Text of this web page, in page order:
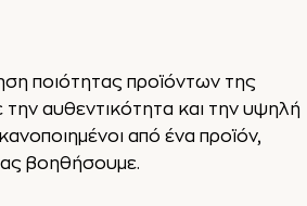
ποιότητας προϊόντων της
αυθεντικότητα και την υψηλή
από ένα προϊόν,
βοηθήσουμε.